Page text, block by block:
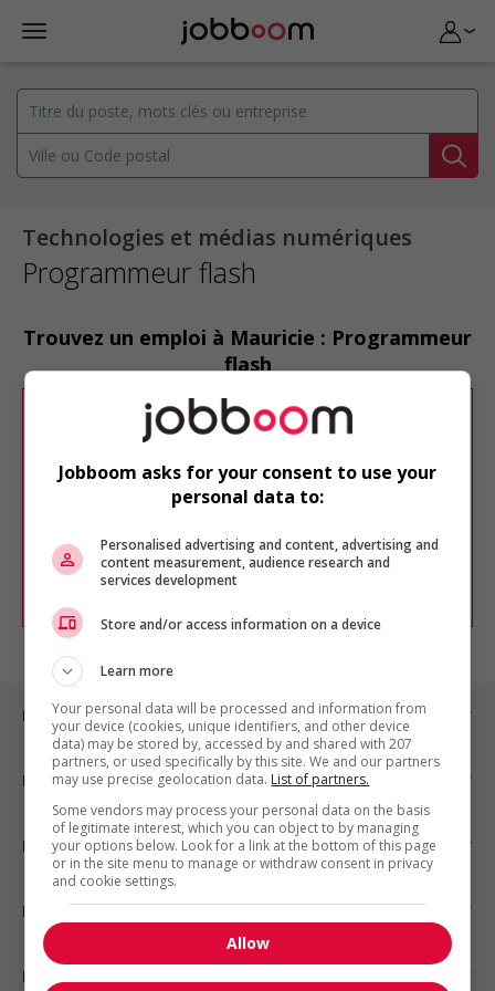
Technologies et médias numériques
Programmeur flash
Trouvez un emploi à Mauricie : Programmeur
flash
Désolé, cette recherche n'a produit aucun
résultat.
Veuillez faire une nouvelle recherche.
Vous pouvez en tout temps utiliser nos
chercher un poste selon votre profil
d'intérêt en emploi en vousinscrivant
comme membre Jobboom.
Emplois par ville
Emplois par secteur
Emplois par statut
Emplois par type
Nos suggestions
Jobboom asks for your consent to use your
personal data to:
Personalised advertising and content, advertising and
content measurement, audience research and
services development
Store and/or access information on a device
Learn more
Your personal data will be processed and information from
your device (cookies, unique identifiers, and other device
data) may be stored by, accessed by and shared with 207
partners, or used specifically by this site. We and our partners
may use precise geolocation data. List of partners.
Some vendors may process your personal data on the basis
of legitimate interest, which you can object to by managing
your options below. Look for a link at the bottom of this page
or in the site menu to manage or withdraw consent in privacy
and cookie settings.
Allow